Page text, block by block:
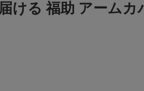
ける 福助 アームカ